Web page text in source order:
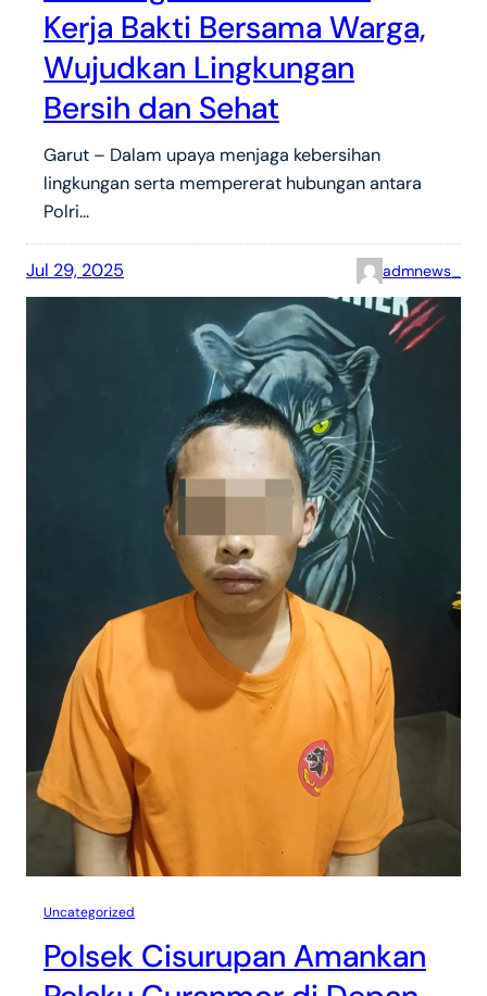
Kerja Bakti Bersama Warga,
Wujudkan Lingkungan
Bersih dan Sehat
Garut – Dalam upaya menjaga kebersihan
lingkungan serta mempererat hubungan antara
Polri…
Jul 29, 2025 admnews_
Uncategorized
Polsek Cisurupan Amankan